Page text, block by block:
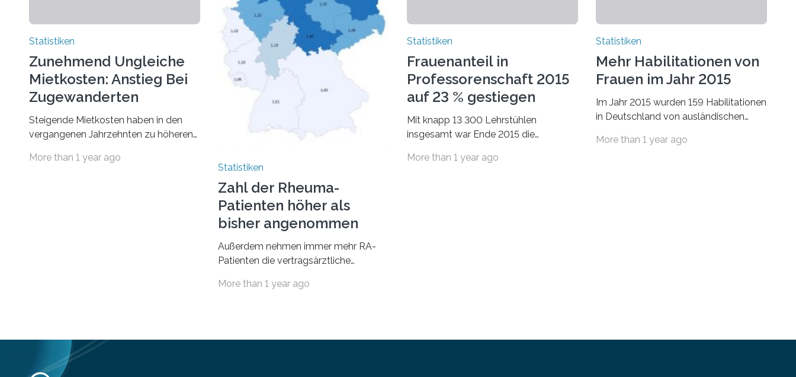
Statistiken
Zunehmend Ungleiche
Mietkosten: Anstieg Bei
Zugewanderten
Steigende Mietkosten haben in den
vergangenen Jahrzehnten zu höheren
geführt. In einer aktuellen Studie hat
moderaten Anstieg des Mietanteils am
Gesamteinkommen hinnehmen
More than 1 year ago
Statistiken
Zahl der Rheuma-
Patienten höher als
bisher angenommen
Außerdem nehmen immer mehr RA-
Patienten die vertragsärztliche
Jahr 2009 nur etwa 526.000 (526.211)
More than 1 year ago
Statistiken
Frauenanteil in
Professorenschaft 2015
auf 23 % gestiegen
Mit knapp 13 300 Lehrstühlen
insgesamt war Ende 2015 die
und Sozialwissenschaften bei
More than 1 year ago
Statistiken
Mehr Habilitationen von
Frauen im Jahr 2015
Im Jahr 2015 wurden 159 Habilitationen
in Deutschland von ausländischen
Wissenschaftlern erfolgreich beendet.
More than 1 year ago